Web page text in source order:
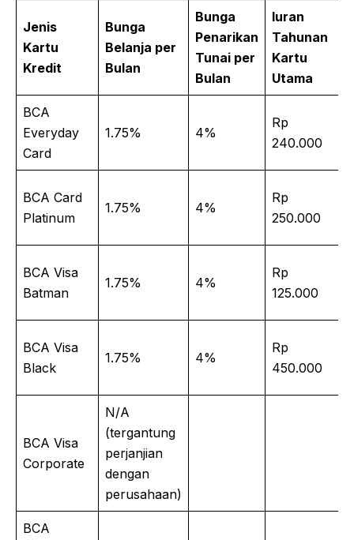
Jenis
Kartu
Kredit
Bunga
Belanja per
Bulan
Bunga
Penarikan
Tunai per
Bulan
Iuran
Tahunan
Kartu
Utama
BCA
Everyday
Card
1.75% 4%
Rp
240.000
BCA Card
Platinum
1.75% 4%
Rp
250.000
BCA Visa
Batman
1.75% 4%
Rp
125.000
BCA Visa
Black
1.75% 4%
Rp
450.000
BCA Visa
Corporate
N/A
(tergantung
perjanjian
dengan
perusahaan)
BCA